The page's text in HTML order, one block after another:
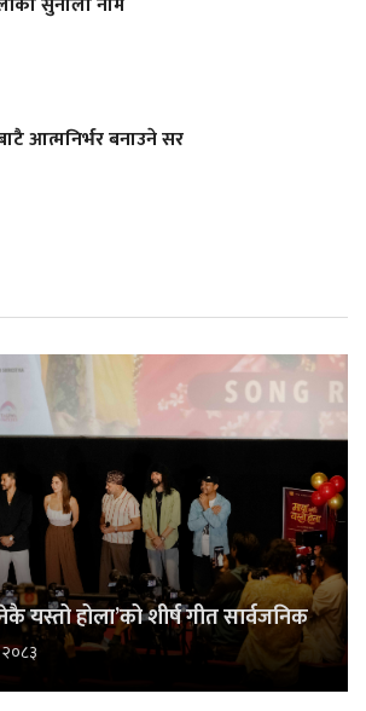
आत्मनिर्भर बनाउने सर
यस्तो होला’को शीर्ष गीत सार्वजनिक
२०८३